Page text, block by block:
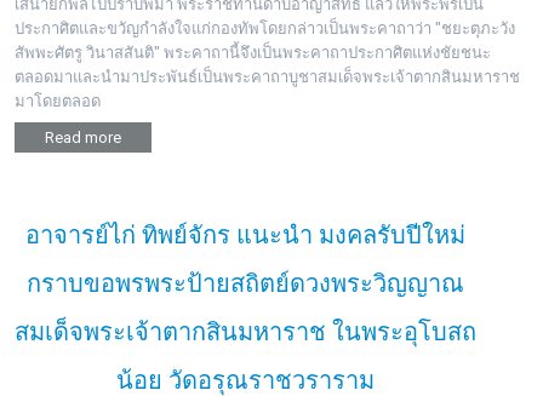
เสนายกพลไปปราบพม่า พระราชทานดาบอาญาสิทธิ์ แล้วให้พระพรเป็น
ประกาศิตและขวัญกำลังใจแก่กองทัพโดยกล่าวเป็นพระคาถาว่า "ชยะตุภะวัง
สัพพะศัตรู วินาสสันติ" พระคาถานี้จึงเป็นพระคาถาประกาศิตแห่งชัยชนะ
ตลอดมาและนำมาประพันธ์เป็นพระคาถาบูชาสมเด็จพระเจ้าตากสินมหาราช
มาโดยตลอด
Read more
อาจารย์ไก่ ทิพย์จักร แนะนำ มงคลรับปีใหม่
กราบขอพรพระป้ายสถิตย์ดวงพระวิญญาณ
สมเด็จพระเจ้าตากสินมหาราช ในพระอุโบสถ
น้อย วัดอรุณราชวราราม